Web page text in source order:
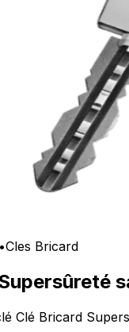
•Cles Bricard
Clé Bricard